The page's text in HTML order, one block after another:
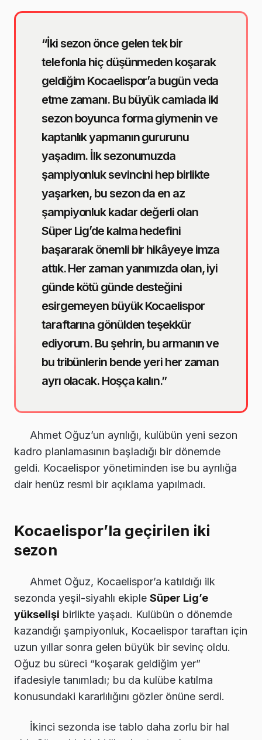
“İki sezon önce gelen tek bir
telefonla hiç düşünmeden koşarak
geldiğim Kocaelispor’a bugün veda
etme zamanı. Bu büyük camiada iki
sezon boyunca forma giymenin ve
kaptanlık yapmanın gururunu
yaşadım. İlk sezonumuzda
şampiyonluk sevincini hep birlikte
yaşarken, bu sezon da en az
şampiyonluk kadar değerli olan
Süper Lig’de kalma hedefini
başararak önemli bir hikâyeye imza
attık. Her zaman yanımızda olan, iyi
günde kötü günde desteğini
esirgemeyen büyük Kocaelispor
taraftarına gönülden teşekkür
ediyorum. Bu şehrin, bu armanın ve
bu tribünlerin bende yeri her zaman
ayrı olacak. Hoşça kalın.”
Ahmet Oğuz’un ayrılığı, kulübün yeni sezon
kadro planlamasının başladığı bir dönemde
geldi. Kocaelispor yönetiminden ise bu ayrılığa
dair henüz resmi bir açıklama yapılmadı.
Kocaelispor’la geçirilen iki
sezon
Ahmet Oğuz, Kocaelispor’a katıldığı ilk
sezonda yeşil-siyahlı ekiple Süper Lig’e
yükselişi birlikte yaşadı. Kulübün o dönemde
kazandığı şampiyonluk, Kocaelispor taraftarı için
uzun yıllar sonra gelen büyük bir sevinç oldu.
Oğuz bu süreci “koşarak geldiğim yer”
ifadesiyle tanımladı; bu da kulübe katılma
konusundaki kararlılığını gözler önüne serdi.
İkinci sezonda ise tablo daha zorlu bir hal